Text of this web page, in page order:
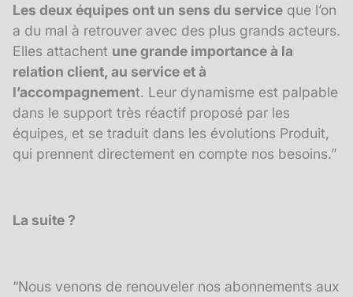
Les deux équipes ont un sens du service que l’on
a du mal à retrouver avec des plus grands acteurs.
Elles attachent une grande importance à la
relation client, au service et à
l’accompagnement. Leur dynamisme est palpable
dans le support très réactif proposé par les
équipes, et se traduit dans les évolutions Produit,
qui prennent directement en compte nos besoins.”
La suite ?
“Nous venons de renouveler nos abonnements aux